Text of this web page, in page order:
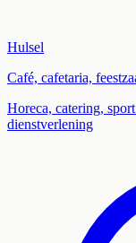
Hulsel
Café, cafetaria,
Horeca, catering,
dienstverlening